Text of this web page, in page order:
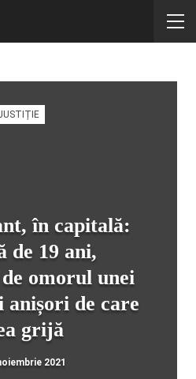
în capitală:
de 19 ani,
omorul unei
anișori de care
grijă
2021